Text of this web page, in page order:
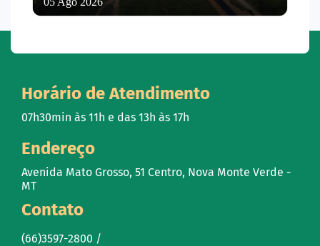
Horário de Atendimento
07h30min às 11h e das 13h às 17h
Endereço
Avenida Mato Grosso, 51 Centro, Nova Monte Verde -
MT
Contato
(66)3597-2800 /